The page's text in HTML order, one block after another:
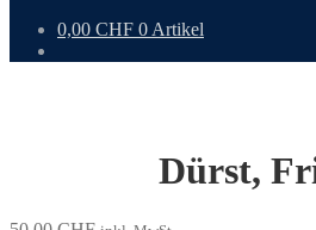
0,00 CHF 0 Artikel
Dürst,